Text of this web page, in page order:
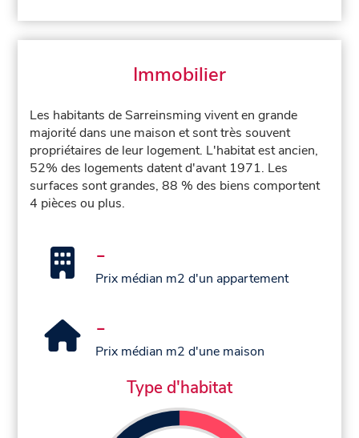
Immobilier
Les habitants de Sarreinsming vivent en grande
majorité dans une maison et sont très souvent
propriétaires de leur logement. L'habitat est ancien,
52% des logements datent d'avant 1971. Les
surfaces sont grandes, 88 % des biens comportent
4 pièces ou plus.
-
Prix médian m2 d'un appartement
-
Prix médian m2 d'une maison
Type d'habitat